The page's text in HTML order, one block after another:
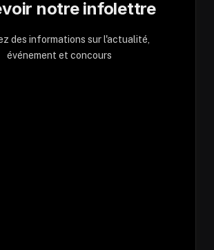
notre infolettre
des informations sur l'actualité,
événement et concours